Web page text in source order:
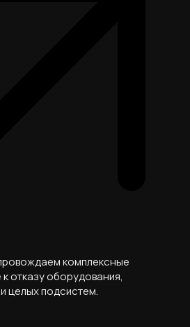
комплексные
отказу оборудования,
целых подсистем.